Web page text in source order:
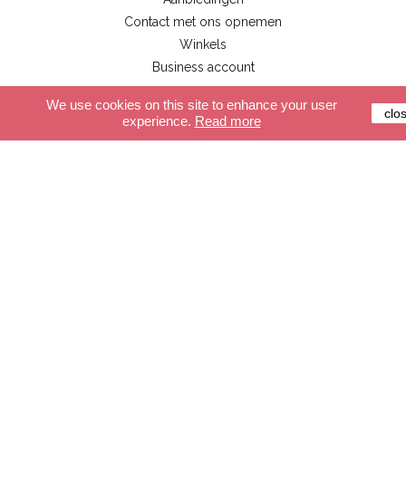
Contact met ons opnemen
Winkels
Business account
Klantenservice
We use cookies on this site to enhance your user
experience. Read more